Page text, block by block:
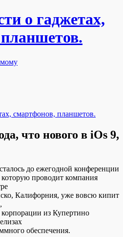
о гаджетах,
что нового в iOs 9,
дo eжeгoднoй конференции
проводит компания
Калифорния, уже вовсю кипит
из Купертино
обеспечения.